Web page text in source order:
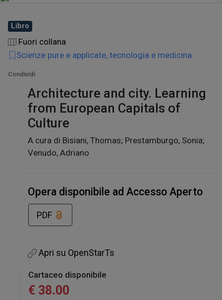
Libro
Fuori collana
Scienze pure e applicate, tecnologia e medicina
Condividi
Architecture and city. Learning
from European Capitals of
Culture
A cura di Bisiani, Thomas; Prestamburgo, Sonia;
Venudo, Adriano
Opera disponibile ad Accesso Aperto
PDF
Apri su OpenStarTs
Cartaceo disponibile
€ 38.00